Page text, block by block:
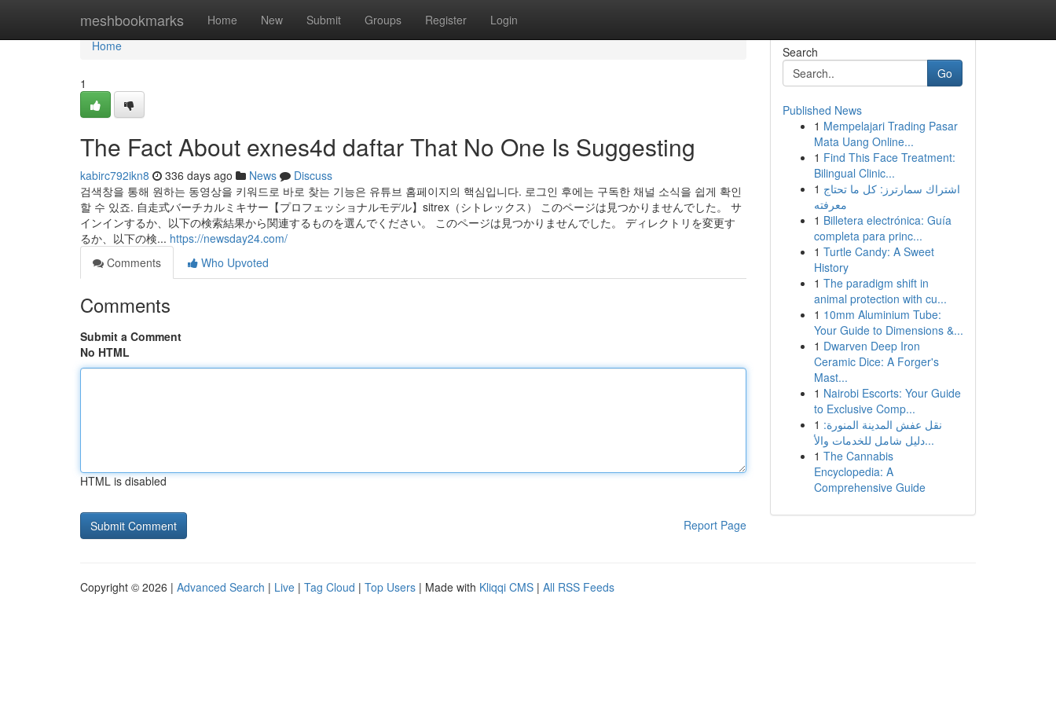
meshbookmarks Home New Submit Groups Register Login
Home
Home
1
The Fact About exnes4d daftar That No One Is Suggesting
kabirc792ikn8 336 days ago News
Discuss
검색창을 통해 원하는 동영상을 키워드로 바로 찾는 기능은 유튜브 홈페이지의 핵심입니다. 로그인 후에는 구독한 채널 소식을 쉽게 확인
할 수 있죠. 自走式バーチカルミキサー【プロフェッショナルモデル】sitrex（シトレックス） このページは見つかりませんでした。 サ
インインするか、以下の検索結果から関連するものを選んでください。 このページは見つかりませんでした。 ディレクトリを変更す
るか、以下の検... https://newsday24.com/
Comments
Who Upvoted
Comments
Submit a Comment
No HTML
HTML is disabled
Report Page
Search
Go
Published News
1 Mempelajari Trading Pasar
Mata Uang Online...
1 Find This Face Treatment:
Bilingual Clinic...
1 اشتراك سمارترز: كل ما تحتاج
معرفته
1 Billetera electrónica: Guía
completa para princ...
1 Turtle Candy: A Sweet
History
1 The paradigm shift in
animal protection with cu...
1 10mm Aluminium Tube:
Your Guide to Dimensions &...
1 Dwarven Deep Iron
Ceramic Dice: A Forger's
Mast...
1 Nairobi Escorts: Your Guide
to Exclusive Comp...
1 نقل عفش المدينة المنورة:
دليل شامل للخدمات والأ...
1 The Cannabis
Encyclopedia: A
Comprehensive Guide
Copyright © 2026 | Advanced Search | Live | Tag Cloud | Top Users | Made with Kliqqi CMS | All RSS Feeds